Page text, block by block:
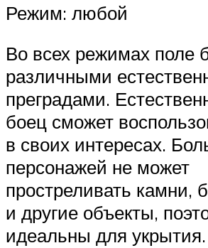
Режим: любой
Во всех режимах поле
различными
преградами.
боец сможет
в своих интересах.
персонажей не может
простреливать камни,
и другие объекты,
идеальны для укрытия.